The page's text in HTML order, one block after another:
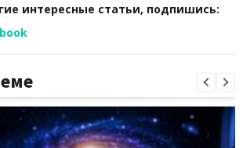
интересные статьи, подпишись: